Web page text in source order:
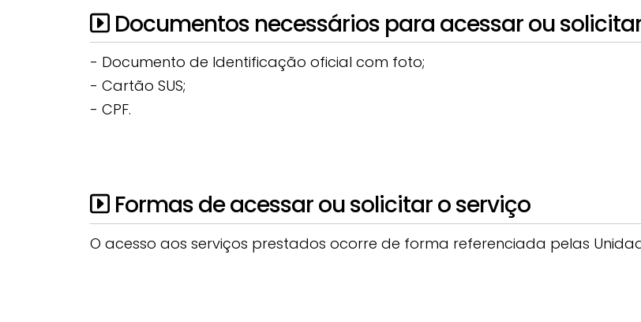
Documentos necessários para acessar ou
- Documento de Identificação oficial com foto;
- Cartão SUS;
- CPF.
Formas de acessar ou solicitar o serviço
O acesso aos serviços prestados ocorre de forma referenciada pelas